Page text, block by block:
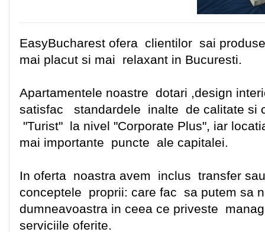
EasyBucharest ofera clientilor sai
mai placut si mai relaxant in Bucuresti.
Apartamentele noastre dotari ,design
satisfac standardele inalte de calitate si
"Turist" la nivel "Corporate Plus", iar
mai importante puncte ale capitalei.
In oferta noastra avem inclus transfer
conceptele proprii: care fac sa putem sa
dumneavoastra in ceea ce priveste
serviciile oferite.